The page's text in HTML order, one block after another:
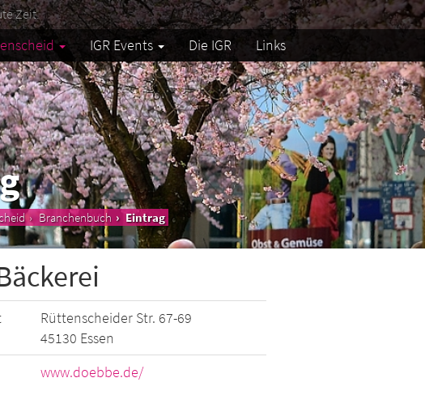
Zeit.
IGR Events Die IGR Links
Branchenbuch Eintrag
Rüttenscheider Str. 67-69
45130 Essen
www.doebbe.de/